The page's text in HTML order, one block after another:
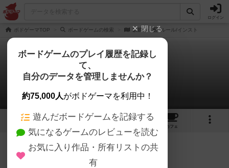
ログイン
ボドゲーマTOP ボードゲームの検索 麒麟 ルール/インスト
麒麟
0件のルール/インスト
5
カフェ
麒麟のトップに戻る
閉じる
ボードゲームのプレイ履歴を記録し
て、
自分のデータを管理しませんか？
約75,000人がボドゲーマを利用中！
遊んだボードゲームを記録する
気になるゲームのレビューを読む
お気に入り作品・所有リストの共
有